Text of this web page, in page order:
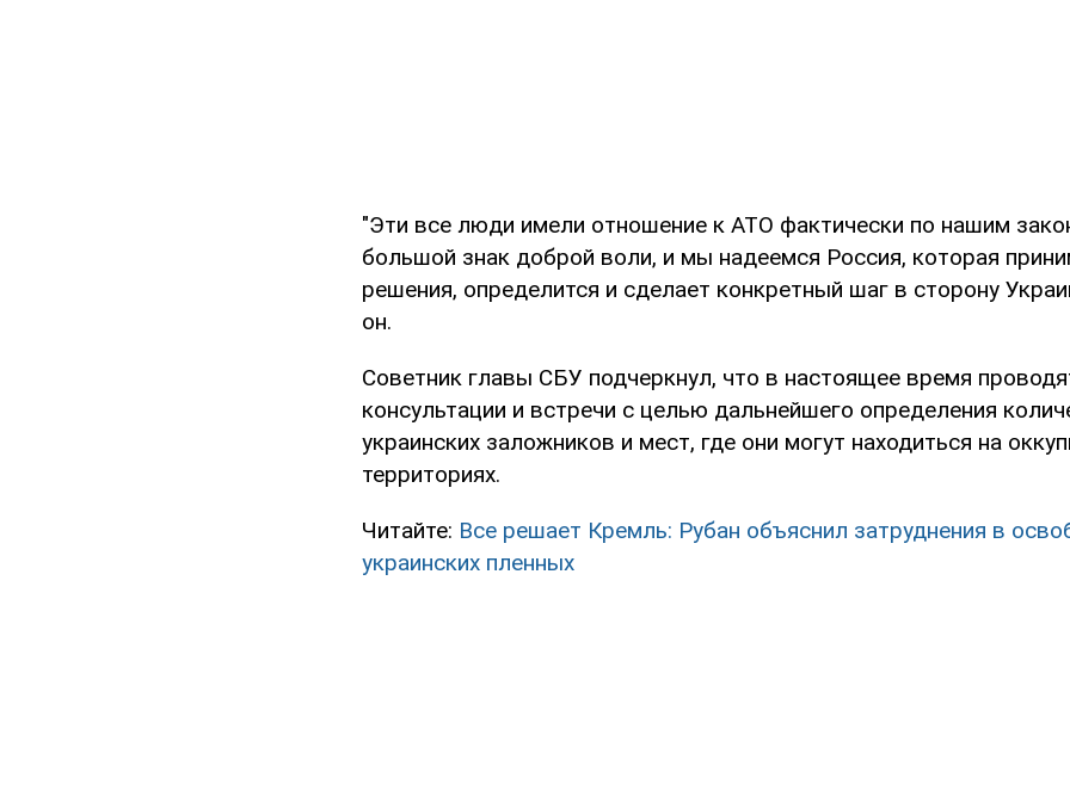
"Эти все люди имели отношение к АТО фактически по нашим
большой знак доброй воли, и мы надеемся Россия, которая
решения, определится и сделает конкретный шаг в сторону
он.
Советник главы СБУ подчеркнул, что в настоящее время
консультации и встречи с целью дальнейшего определения
украинских заложников и мест, где они могут находиться на
территориях.
Читайте: Все решает Кремль: Рубан объяснил затруднения в
украинских пленных